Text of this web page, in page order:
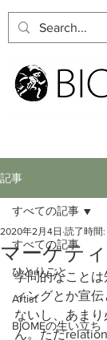
記事
すべての記事
ひとりごと
Artist
BIOMEの生い立ち
すべての記事
マーケテ
2020年2月4日 読了時間
学問的なこと
ィングとか宣
ないし、あま
ん。ただ